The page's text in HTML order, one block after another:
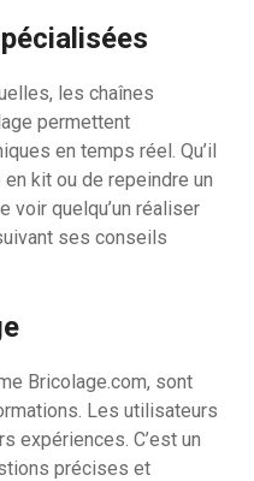
les chaînes
permettent
en temps réel. Qu’il
en kit ou de repeindre un
voir quelqu’un réaliser
ses conseils
Bricolage.com, sont
Les utilisateurs
expériences. C’est un
précises et